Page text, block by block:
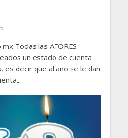
Todas las AFORES
un estado de cuenta
es decir que al año se le dan